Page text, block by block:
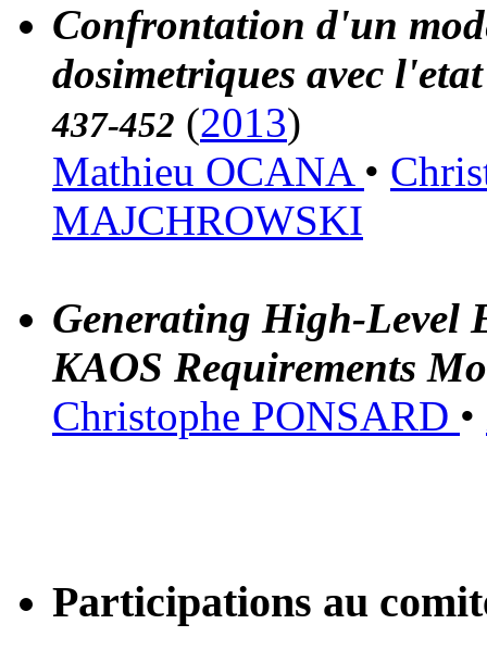
Confrontation d'un
dosimetriques avec
437-452 (2013)
Mathieu OCANA •
MAJCHROWSKI
Generating High-Level
KAOS Requirements
Christophe PONSARD •
Participations au